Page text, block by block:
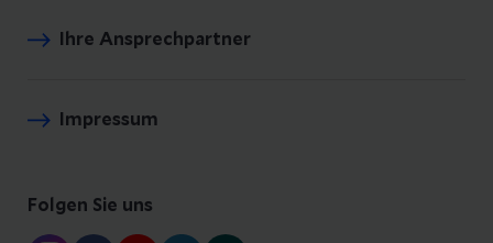
Ihre Ansprechpartner
Impressum
Folgen Sie uns